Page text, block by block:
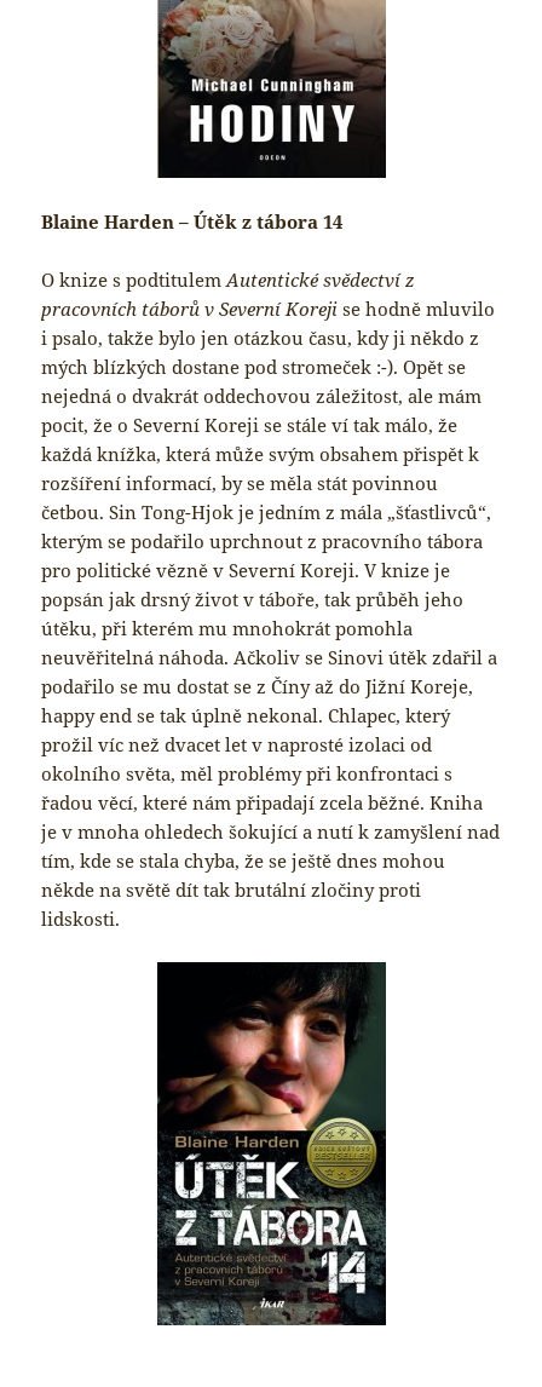
Blaine Harden – Útěk z tábora 14
O knize s podtitulemAutentické svědectví z
pracovních táborů v Severní Koreji se hodně mluvilo
i psalo, takže bylo jen otázkou času, kdy ji někdo z
mých blízkých dostane pod stromeček :-). Opět se
nejedná o dvakrát oddechovou záležitost, ale mám
pocit, že o Severní Koreji se stále ví tak málo, že
každá knížka, která může svým obsahem přispět k
rozšíření informací, by se měla stát povinnou
četbou. Sin Tong-Hjok je jedním z mála „šťastlivců“,
kterým se podařilo uprchnout z pracovního tábora
pro politické vězně v Severní Koreji. V knize je
popsán jak drsný život v táboře, tak průběh jeho
útěku, při kterém mu mnohokrát pomohla
neuvěřitelná náhoda. Ačkoliv se Sinovi útěk zdařil a
podařilo se mu dostat se z Číny až do Jižní Koreje,
happy end se tak úplně nekonal. Chlapec, který
prožil víc než dvacet let v naprosté izolaci od
okolního světa, měl problémy při konfrontaci s
řadou věcí, které nám připadají zcela běžné. Kniha
je v mnoha ohledech šokující a nutí k zamyšlení nad
tím, kde se stala chyba, že se ještě dnes mohou
někde na světě dít tak brutální zločiny proti
lidskosti.